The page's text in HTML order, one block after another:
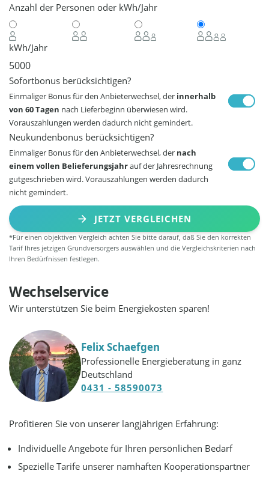
Anzahl der Personen oder kWh/Jahr
kWh/Jahr
Sofortbonus berücksichtigen?
Einmaliger Bonus für den Anbieterwechsel, der innerhalb
von 60 Tagen nach Lieferbeginn überwiesen wird.
Vorauszahlungen werden dadurch nicht gemindert.
Neukundenbonus berücksichtigen?
Einmaliger Bonus für den Anbieterwechsel, der nach
einem vollen Belieferungsjahrauf der Jahresrechnung
gutgeschrieben wird. Vorauszahlungen werden dadurch
nicht gemindert.
JETZT VERGLEICHEN
*Für einen objektiven Vergleich achten Sie bitte darauf, daß Sie den korrekten
Tarif Ihres jetzigen Grundversorgers auswählen und die Vergleichskriterien nach
Ihren Bedürfnissen festlegen.
Wechselservice
Wir unterstützen Sie beim Energiekosten sparen!
Felix Schaefgen
Professionelle Energieberatung in ganz
Deutschland
0431 - 58590073
Profitieren Sie von unserer langjährigen Erfahrung:
Individuelle Angebote für Ihren persönlichen Bedarf
Spezielle Tarife unserer namhaften Kooperationspartner